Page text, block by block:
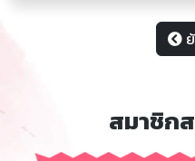
ย้
สมาชิก